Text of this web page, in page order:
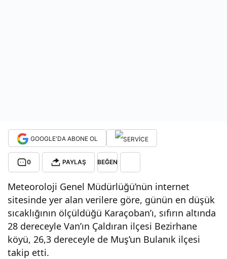
GOOGLE'DA ABONE OL
0 PAYLAŞ BEĞEN
Meteoroloji Genel Müdürlüğü’nün internet
sitesinde yer alan verilere göre, günün en düşük
sıcaklığının ölçüldüğü Karaçoban’ı, sıfırın altında
28 dereceyle Van’ın Çaldıran ilçesi Bezirhane
köyü, 26,3 dereceyle de Muş’un Bulanık ilçesi
takip etti.
yeri
eksi
30,
3
dere